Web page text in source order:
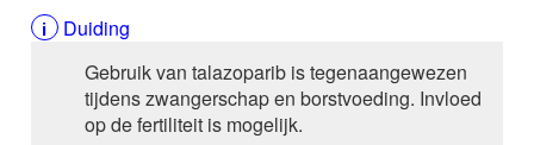
ALENDRONAAT / VITAMINE D3 / CACO3
ALFENTANYL HCl
ALFUZOSINE
ALGELDRAAT
Duiding
Gebruik van talazoparib is tegenaangewezen
tijdens zwangerschap en borstvoeding. Invloed
op de fertiliteit is mogelijk.